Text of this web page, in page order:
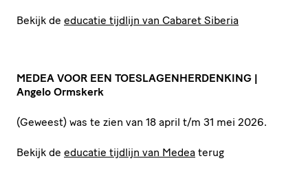
Bekijk de educatie tijdlijn van Cabaret Siberia
MEDEA VOOR EEN TOESLA­GEN­HER­DEN­KING |
Angelo Ormskerk
(Geweest) was te zien van 18 april t/​m 31 mei 2026.
Bekijk de educatie tijdlijn van Medea terug